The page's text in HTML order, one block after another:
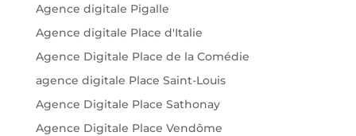
Agence digitale Pigalle
Agence digitale Place d'Italie
Agence Digitale Place de la Comédie
agence digitale Place Saint-Louis
Agence Digitale Place Sathonay
Agence Digitale Place Vendôme